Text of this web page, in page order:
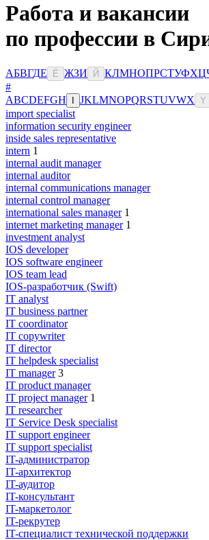
Работа и вакансии
по профессии в
АБВГДЕ Ё ЖЗИ Й КЛМНОПРСТУФХЦ
#
ABCDEFGH JKLMNOPQRSTUVWX Y
import specialist
information security engineer
inside sales representative
intern 1
internal audit manager
internal auditor
internal communications manager
internal control manager
international sales manager 1
internet marketing manager 1
investment analyst
IOS developer
IOS software engineer
IOS team lead
IOS-разработчик (Swift)
IT analyst
IT business partner
IT coordinator
IT copywriter
IT director
IT helpdesk specialist
IT manager 3
IT product manager
IT project manager 1
IT researcher
IT Service Desk specialist
IT support engineer
IT support specialist
IT-администратор
IT-архитектор
IT-аудитор
IT-консультант
IT-маркетолог
IT-рекрутер
IT-специалист технической поддержки